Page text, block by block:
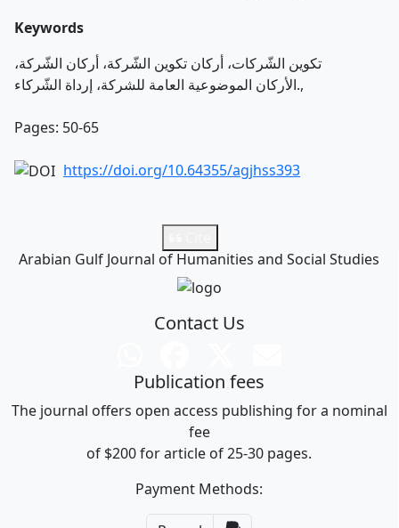
Keywords
تكوين الشّركات، أركان تكوين الشّركة، أركان الشّركة،
الأركان الموضوعية العامة للشركة، إرداة الشّركاء.,
Pages: 50-65
https://doi.org/10.64355/agjhss393
Arabian Gulf Journal of Humanities and Social Studies
Contact Us
Publication fees
The journal offers open access publishing for a nominal
fee
of $200 for article of 25-30 pages.
Payment Methods: